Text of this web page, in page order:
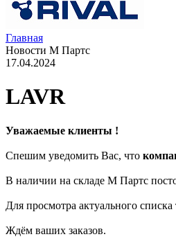
Главная
Новости М Партс
17.04.2024
LAVR
Уважаемые клиенты !
Спешим уведомить Вас, что
В наличии на складе М Партс
Для просмотра актуального
Ждём ваших заказов.